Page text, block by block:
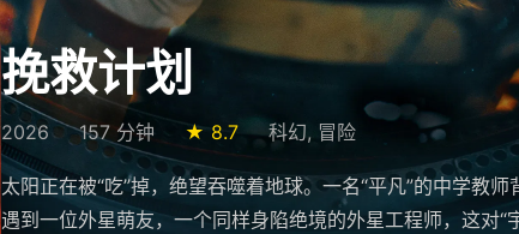
挽救计划
2026 157 分钟 ★ 8.7 科幻, 冒险
太阳正在被“吃”掉，绝望吞噬着地球。一名“平凡”的中学教
遇到一位外星萌友，一个同样身陷绝境的外星工程师，这对